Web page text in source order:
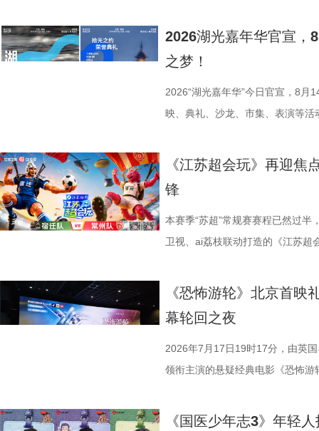
化广电和旅游局、盐城经济技术
达文化传媒公司联合主办，盐城
活动当天，众多知名编剧、导演
人齐聚一堂，共同见证文学与影
作，点亮IP改编新航向 作为本次
《小说月报》《小说月报·大字版
名文学期刊2024年第9期至2025
影视改编潜力的佳作，旨在为影
复评阶段共有18篇作品入围，涵
终评的9篇作品分别为： 活动现
动总策划及推介人、著名编剧、
介。他结合市场前景与创作经验
引。 第二届“中子星·小说月报影
2026湖光嘉年华官宣，
之梦！
2026“湖光嘉年华”今日官宣，8月
映、典礼、沙龙、市集、表演等
「观看」「典礼」「理解」「生
连接的集体体验。 同步发布的主
步路线“雄鹰线”为灵感、以“雕刻
线路相映成趣，将为观众打开一
湖光嘉年华下属的「观看」单元
深度融合常熟的自然肌理与人文
观众在不同的自然与文化场域中
影片，都将通过公益放映形式开
以“回望十年光影、致敬同行伙伴
《江苏超会玩》再迎焦
锋
本赛季“苏超”常规赛赛程已然过
卫视、ai荔枝联动打造的《江苏超
袂为大家带来比赛的精彩解读。
球队的排名位次。 大胜无锡士气
日，最精彩的对决当属宿迁队客
高驰的梅开二度，以4:2战胜无锡
在他看来，无锡队是综合实力很
《恐怖游轮》北京首映
幕轮回之夜
2026年7月17日19时17分，由英
领衔主演的悬疑经典电影《恐怖
被全球影迷奉为“无限循环题材鼻
《国医少年志3》年轻